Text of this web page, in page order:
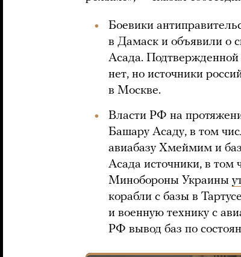
Боевики
в Дамаск и объявили о
Асада.
нет, но источники
в Москве.
Власти РФ на
Башару Асаду, в том
авиабазу Хмеймим и
Асада источники, в том
Минобороны Украины
корабли с базы в
и военную технику с
РФ вывод баз по